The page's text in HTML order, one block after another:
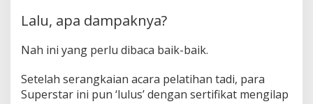
Lalu, apa dampaknya?
Nah ini yang perlu dibaca baik-baik.
Setelah serangkaian acara pelatihan tadi, para
Superstar ini pun ‘lulus’ dengan sertifikat mengilap